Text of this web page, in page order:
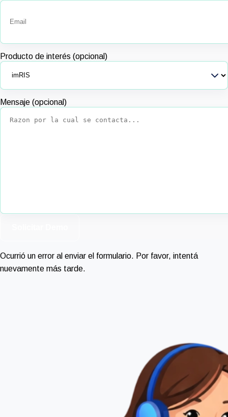
Producto de interés (opcional)
Mensaje (opcional)
Ocurrió un error al enviar el formulario. Por favor, intentá
nuevamente más tarde.